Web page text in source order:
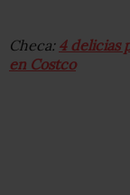
Checa: 4 delicias
en Costco